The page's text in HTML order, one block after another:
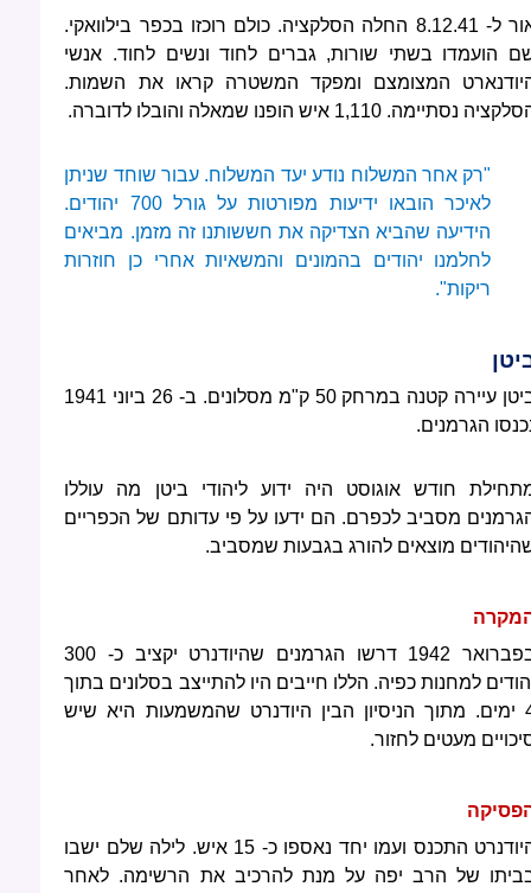
אור ל- 8.12.41 החלה הסלקציה. כולם רוכזו בכפר בילוואקי.
הועמדו בשתי שורות, גברים לחוד ונשים לחוד. אנשי
המצומצם ומפקד המשטרה קראו את השמות.
נסתיימה. 1,110 איש הופנו שמאלה והובלו לדוברה.
"רק אחר המשלוח נודע יעד המשלוח. עבור שוחד שניתן
לאיכר הובאו ידיעות מפורטות על גורל 700 יהודים.
הידיעה שהביא הצדיקה את חששותנו זה מזמן. מביאים
לחלמנו יהודים בהמונים והמשאיות אחרי כן חוזרות
ריקות".
ביטן עיירה קטנה במרחק 50 ק"מ מסלונים. ב- 26 ביוני 1941
הגרמנים.
חודש אוגוסט היה ידוע ליהודי ביטן מה עוללו
מסביב לכפרם. הם ידעו על פי עדותם של הכפריים
מוצאים להורג בגבעות שמסביב.
בפברואר 1942 דרשו הגרמנים שהיודנרט יקציב כ- 300
למחנות כפיה. הללו חייבים היו להתייצב בסלונים בתוך
4 ימים. מתוך הניסיון הבין היודנרט שהמשמעות היא שיש
מעטים לחזור.
היודנרט התכנס ועמו יחד נאספו כ- 15 איש. לילה שלם ישבו
של הרב יפה על מנת להרכיב את הרשימה. לאחר